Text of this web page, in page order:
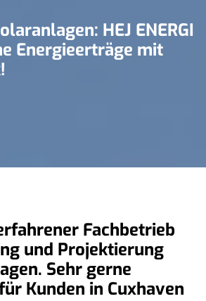
HEJ ENERGI
Energieerträge mit
Fachbetrieb
und Projektierung
Sehr gerne
Kunden in Cuxhaven